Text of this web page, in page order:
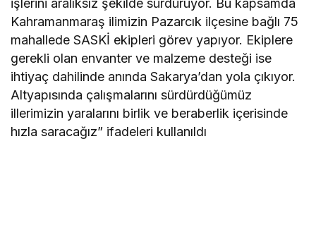
işlerini aralıksız şekilde sürdürüyor. Bu kapsamda
Kahramanmaraş ilimizin Pazarcık ilçesine bağlı 75
mahallede SASKİ ekipleri görev yapıyor. Ekiplere
gerekli olan envanter ve malzeme desteği ise
ihtiyaç dahilinde anında Sakarya’dan yola çıkıyor.
Altyapısında çalışmalarını sürdürdüğümüz
illerimizin yaralarını birlik ve beraberlik içerisinde
hızla saracağız” ifadeleri kullanıldı